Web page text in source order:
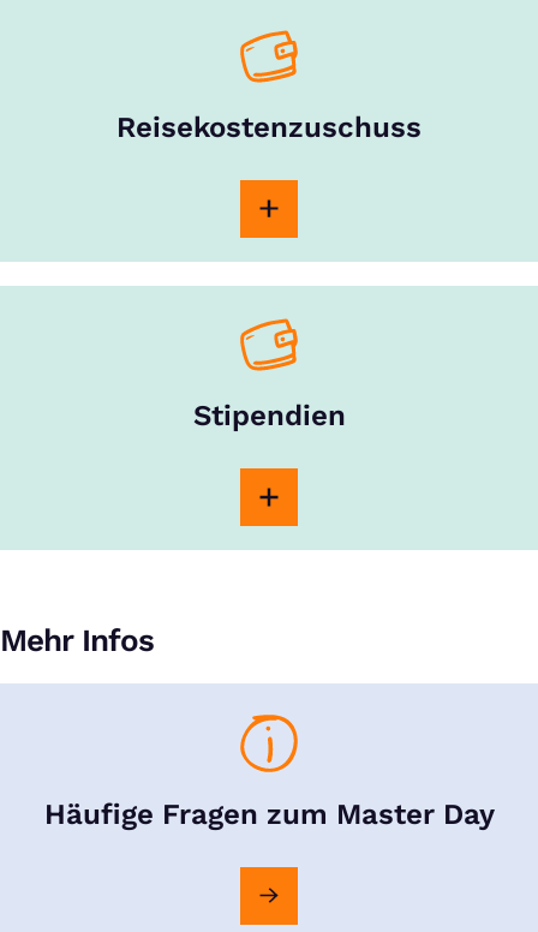
Reisekostenzuschuss
Stipendien
Mehr Infos
Häufige Fragen zum Master Day